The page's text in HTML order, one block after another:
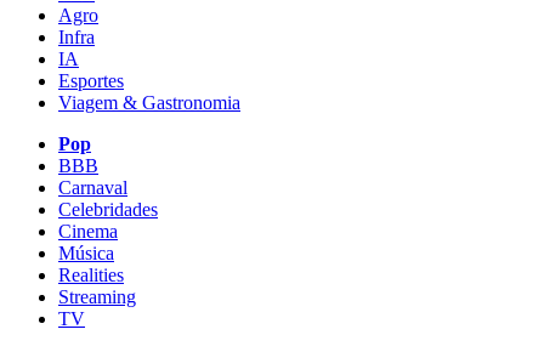
Agro
Infra
IA
Esportes
Viagem & Gastronomia
Pop
BBB
Carnaval
Celebridades
Cinema
Música
Realities
Streaming
TV